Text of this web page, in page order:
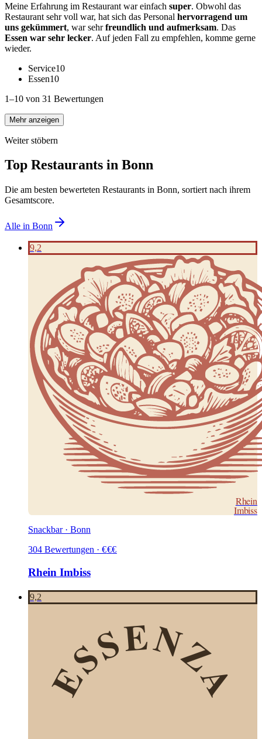
Meine Erfahrung im Restaurant war einfach super. Obwohl das
Restaurant sehr voll war, hat sich das Personal hervorragend um
uns gekümmert, war sehrfreundlich und aufmerksam. Das
Essen war sehr lecker. Auf jeden Fall zu empfehlen, komme gerne
wieder.
Service10
Essen10
1–10 von 31 Bewertungen
Mehr anzeigen
Weiter stöbern
Top Restaurants in Bonn
Die am besten bewerteten Restaurants in Bonn, sortiert nach ihrem
Gesamtscore.
Alle in Bonn
9,2
Rhein
Imbiss
Snackbar · Bonn
304 Bewertungen · €€€
Rhein Imbiss
9,2
ESSENZA